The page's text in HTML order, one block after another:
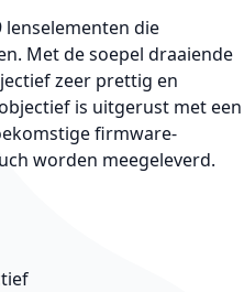
die
Met de soepel draaiende
zeer prettig en
is uitgerust met een
firmware-
worden meegeleverd.